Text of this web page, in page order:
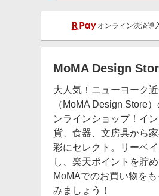
オンライン決済導
MoMA Design
大人気！ニューヨーク
（MoMA Design Store
ンラインショップ！イ
貨、食器、文房具から
彩にセレクト。リーベ
し、楽天ポイントを貯め
MoMAでのお買い物を
みましょう！